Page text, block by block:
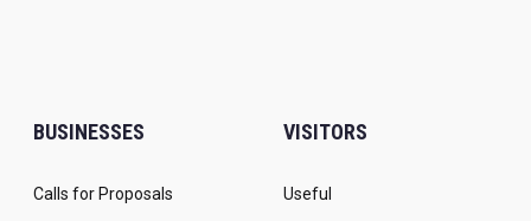
BUSINESSES
Calls for Proposals
VISITORS
Useful